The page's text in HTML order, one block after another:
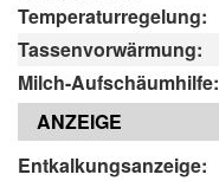
Temperaturregelung:
Tassenvorwärmung:
Milch-Aufschäumhilfe:
ANZEIGE
Entkalkungsanzeige: